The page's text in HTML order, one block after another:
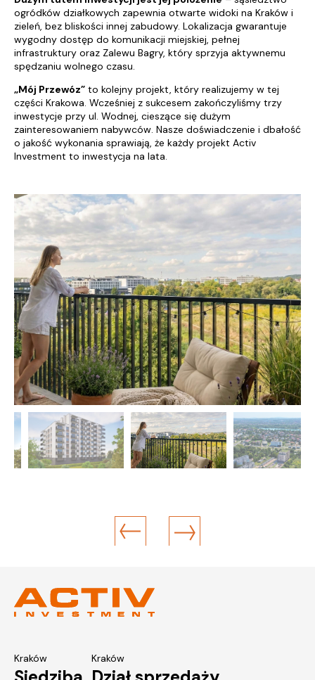
ogródków działkowych zapewnia otwarte widoki na Kraków i
zieleń, bez bliskości innej zabudowy. Lokalizacja gwarantuje
wygodny dostęp do komunikacji miejskiej, pełnej
infrastruktury oraz Zalewu Bagry, który sprzyja aktywnemu
spędzaniu wolnego czasu.
„Mój Przewóz” to kolejny projekt, który realizujemy w tej
części Krakowa. Wcześniej z sukcesem zakończyliśmy trzy
inwestycje przy ul. Wodnej, cieszące się dużym
zainteresowaniem nabywców. Nasze doświadczenie i dbałość
o jakość wykonania sprawiają, że każdy projekt Activ
Investment to inwestycja na lata.
Kraków Kraków